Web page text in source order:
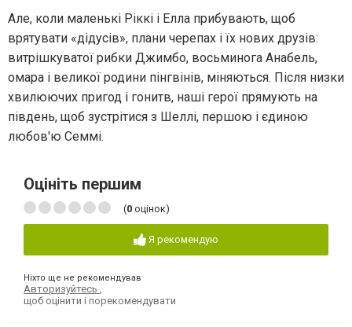
Але, коли маленькі Ріккі і Елла прибувають, щоб
врятувати «дідусів», плани черепах і їх нових друзів:
витрішкуватої рибки Джимбо, восьминога Анабель,
омара і великої родини пінгвінів, міняються. Після низки
хвилюючих пригод і гонитв, наші герої прямують на
південь, щоб зустрітися з Шеллі, першою і єдиною
любов'ю Семмі.
Оцініть першим
(0 оцінок)
Я рекомендую
Ніхто ще не рекомендував
Авторизуйтесь ,
щоб оцінити і порекомендувати